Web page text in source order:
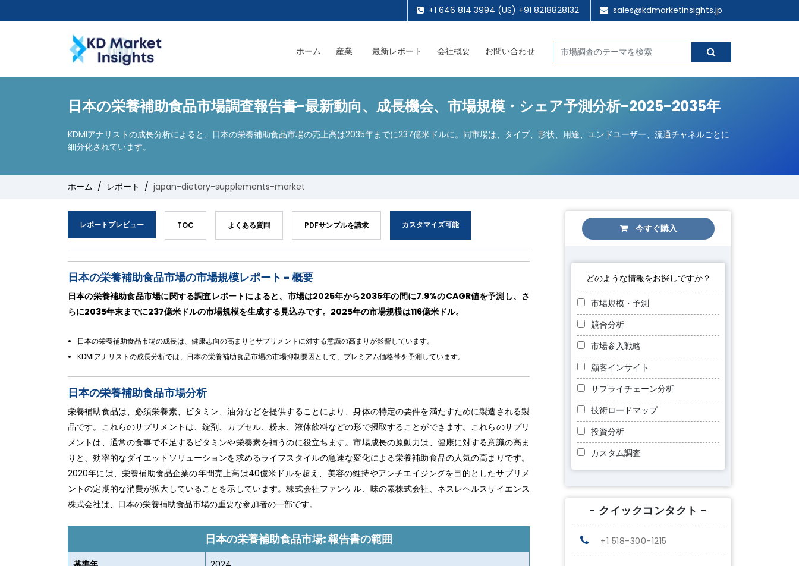
+1 646 814 3994 (US) +91 8218828132 sales@kdmarketinsights.jp
ホーム 産業 最新レポート 会社概要 お問い合わせ
日本の栄養補助食品市場調査報告書-最新動向、成長機会、市場規模・シェア予測分析-2025-2035年
KDMIアナリストの成長分析によると、日本の栄養補助食品市場の売上高は2035年までに237億米ドルに。同市場は、タイプ、形状、用途、エンドユーザー、流通チャネルごとに
細分化されています。
ホーム レポート japan-dietary-supplements-market
レポートプレビュー TOC よくある質問 PDFサンプルを請求 カスタマイズ可能
日本の栄養補助食品市場の市場規模レポート - 概要
日本の栄養補助食品市場に関する調査レポートによると、市場は2025年から2035年の間に7.9%のCAGR値を予測し、さ
らに2035年末までに237億米ドルの市場規模を生成する見込みです。2025年の市場規模は116億米ドル。
日本の栄養補助食品市場の成長は、健康志向の高まりとサプリメントに対する意識の高まりが影響しています。
KDMIアナリストの成長分析では、日本の栄養補助食品市場の市場抑制要因として、プレミアム価格帯を予測しています。
日本の栄養補助食品市場分析
栄養補助食品は、必須栄養素、ビタミン、油分などを提供することにより、身体の特定の要件を満たすために製造される製
品です。これらのサプリメントは、錠剤、カプセル、粉末、液体飲料などの形で摂取することができます。これらのサプリ
メントは、通常の食事で不足するビタミンや栄養素を補うのに役立ちます。市場成長の原動力は、健康に対する意識の高ま
りと、効率的なダイエットソリューションを求めるライフスタイルの急速な変化による栄養補助食品の人気の高まりです。
2020年には、栄養補助食品企業の年間売上高は40億米ドルを超え、美容の維持やアンチエイジングを目的としたサプリメ
ントの定期的な消費が拡大していることを示しています。株式会社ファンケル、味の素株式会社、ネスレヘルスサイエンス
株式会社は、日本の栄養補助食品市場の重要な参加者の一部です。
日本の栄養補助食品市場: 報告書の範囲
今すぐ購入
どのような情報をお探しですか？
市場規模・予測
競合分析
市場参入戦略
顧客インサイト
サプライチェーン分析
技術ロードマップ
投資分析
カスタム調査
- クイックコンタクト -
+1 518-300-1215